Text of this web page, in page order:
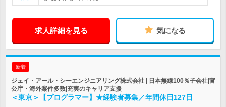
求人詳細を見る 気になる
新着
ジェイ・アール・シーエンジニアリング株式会社 | 日本無線100％子会社|官
公庁・海外案件多数|充実のキャリア支援
＜東京＞【プログラマー】★経験者募集／年間休日127日